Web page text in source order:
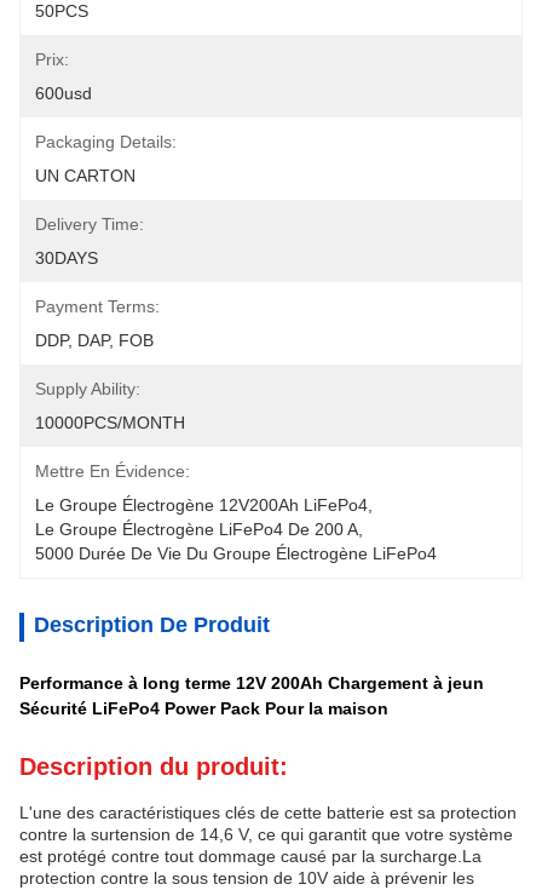
50PCS
Prix:
600usd
Packaging Details:
UN CARTON
Delivery Time:
30DAYS
Payment Terms:
DDP, DAP, FOB
Supply Ability:
10000PCS/MONTH
Mettre En Évidence:
Le Groupe Électrogène 12V200Ah LiFePo4
Le Groupe Électrogène LiFePo4 De 200 A
5000 Durée De Vie Du Groupe Électrogène LiFePo4
Description De Produit
Performance à long terme 12V 200Ah Chargement à jeun
Sécurité LiFePo4 Power Pack Pour la maison
Description du produit:
L'une des caractéristiques clés de cette batterie est sa protection
contre la surtension de 14,6 V, ce qui garantit que votre système
est protégé contre tout dommage causé par la surcharge.La
protection contre la sous tension de 10V aide à prévenir les